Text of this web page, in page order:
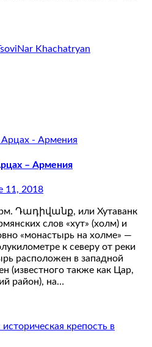
Khachatryan
– Армения
11, 2018
Դադիվանք, или Хутаванк
слов «хут» (холм) и
«монастырь на холме» —
к северу от реки
расположен в западной
(известного также как Цар,
район), на…